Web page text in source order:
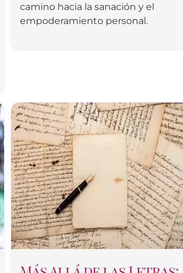
camino hacia la sanación y el
empoderamiento personal.